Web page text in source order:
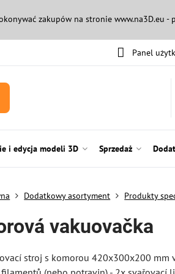
zakupów na stronie www.na3D.eu -
Panel
i edycja modeli 3D Sprzedaż
Dodatkowy asortyment Produkty
vakuovačka
stroj s komorou 420x300x200 mm